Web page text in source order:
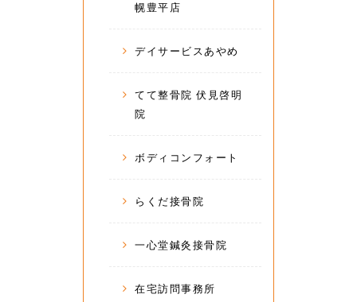
幌豊平店
デイサービスあやめ
てて整骨院 伏見啓明
院
ボディコンフォート
らくだ接骨院
一心堂鍼灸接骨院
在宅訪問事務所